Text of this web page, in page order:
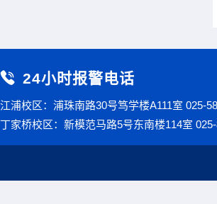
24小时报警电话
江浦校区：浦珠南路30号笃学楼A111室 025-
丁家桥校区：新模范马路5号东南楼114室